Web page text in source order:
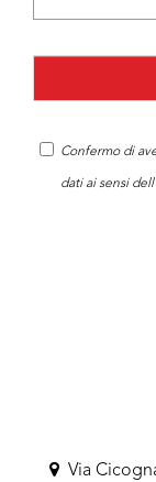
Confermo di
dati ai sensi
Via